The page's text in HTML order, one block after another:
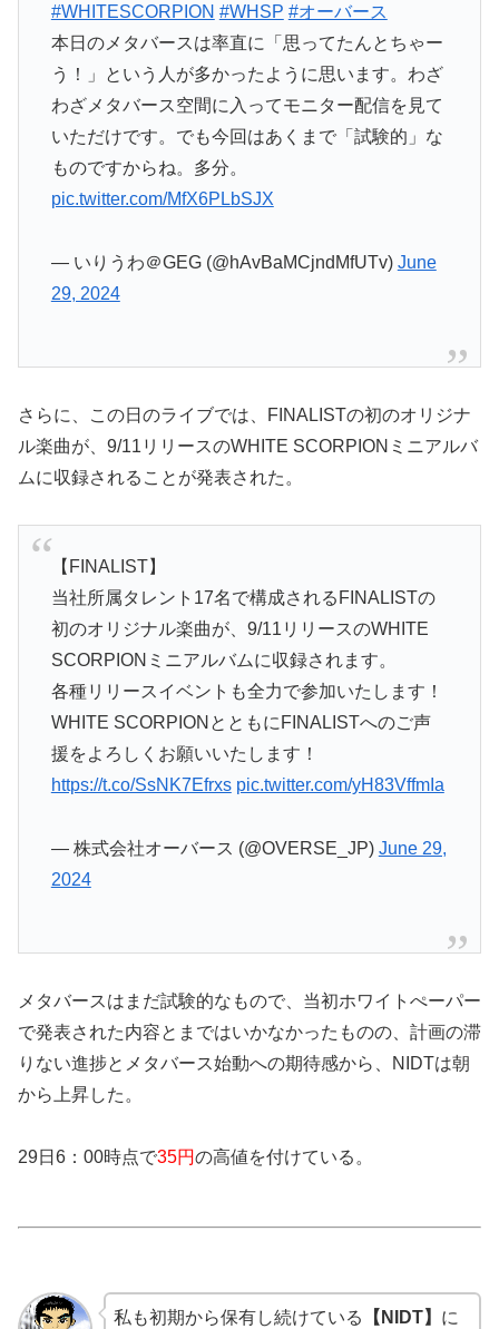
#WHITESCORPION #WHSP #オーバース
本日のメタバースは率直に「思ってたんとちゃー
う！」という人が多かったように思います。わざ
わざメタバース空間に入ってモニター配信を見て
いただけです。でも今回はあくまで「試験的」な
ものですからね。多分。
pic.twitter.com/MfX6PLbSJX
— いりうわ＠GEG (@hAvBaMCjndMfUTv) June
29, 2024
さらに、この日のライブでは、FINALISTの初のオリジナ
ル楽曲が、9/11リリースのWHITE SCORPIONミニアルバ
ムに収録されることが発表された。
【FINALIST】
当社所属タレント17名で構成されるFINALISTの
初のオリジナル楽曲が、9/11リリースのWHITE
SCORPIONミニアルバムに収録されます。
各種リリースイベントも全力で参加いたします！
WHITE SCORPIONとともにFINALISTへのご声
援をよろしくお願いいたします！
https://t.co/SsNK7Efrxs pic.twitter.com/yH83VffmIa
— 株式会社オーバース (@OVERSE_JP) June 29,
2024
メタバースはまだ試験的なもので、当初ホワイトぺーパー
で発表された内容とまではいかなかったものの、計画の滞
りない進捗とメタバース始動への期待感から、NIDTは朝
から上昇した。
29日6：00時点で35円の高値を付けている。
私も初期から保有し続けている 【NIDT】 に